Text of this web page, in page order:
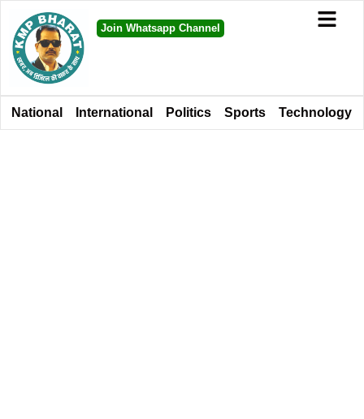
Join Whatsapp Channel
National International Politics Sports Technology